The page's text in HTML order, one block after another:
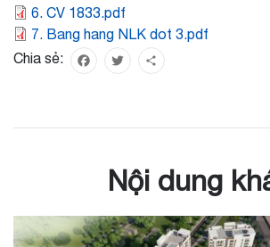
6. CV 1833.pdf
7. Bang hang NLK dot 3.pdf
Chia sẻ:
Facebook
Twitter
Nội dung